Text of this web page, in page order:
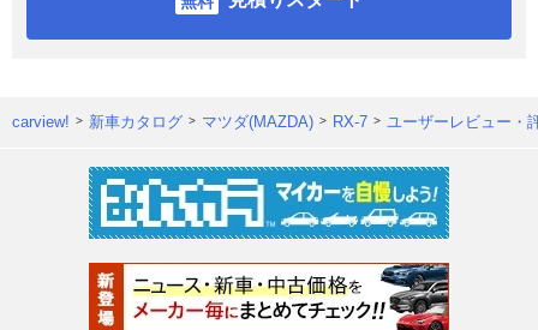
carview! 新車カタログ マツダ(MAZDA) RX-7 ユーザーレビュー・